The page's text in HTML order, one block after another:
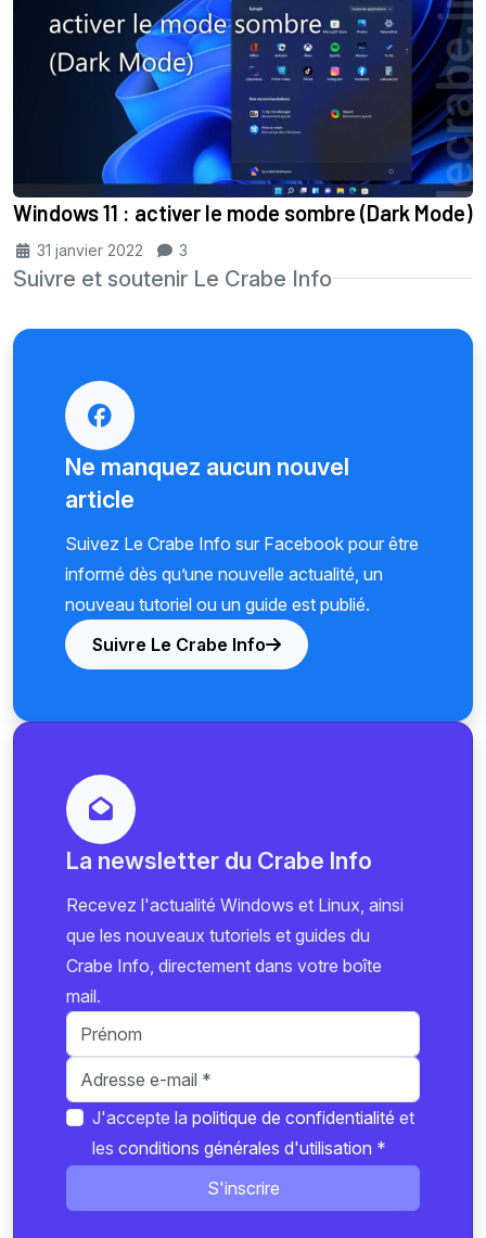
Windows 11 : activer le mode sombre (Dark Mode)
31 janvier 2022 3
Suivre et soutenir Le Crabe Info
Ne manquez aucun nouvel
article
Suivez Le Crabe Info sur Facebook pour être
informé dès qu’une nouvelle actualité, un
nouveau tutoriel ou un guide est publié.
Suivre Le Crabe Info
La newsletter du Crabe Info
Recevez l'actualité Windows et Linux, ainsi
que les nouveaux tutoriels et guides du
Crabe Info, directement dans votre boîte
mail.
J'accepte la politique de confidentialité et
les conditions générales d'utilisation *
S'inscrire